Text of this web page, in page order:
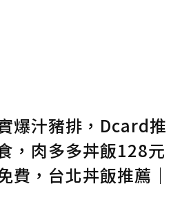
爆汁豬排，Dcard推
，肉多多丼飯128元
費，台北丼飯推薦│